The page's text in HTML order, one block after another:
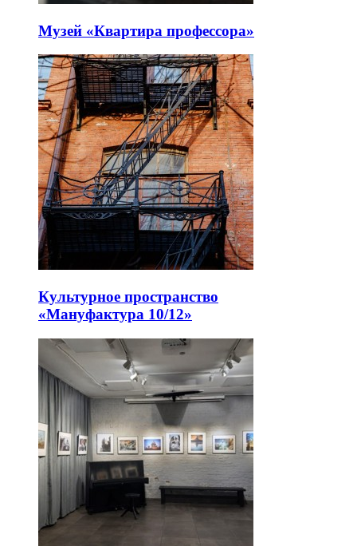
Музей «Квартира профессора»
Культурное пространство
«Мануфактура 10/12»